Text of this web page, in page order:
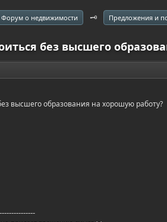
Форум о недвижимости 🗝️ Предложения и
без высшего
высшего образования на хорошую работу?